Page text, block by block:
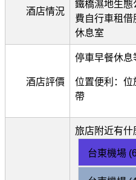
酒店情況
鐵橋濕地生態
費自行車租借
休息室
酒店評價
停車早餐休息
位置便利：位
帶
旅店附近有什
台東機場